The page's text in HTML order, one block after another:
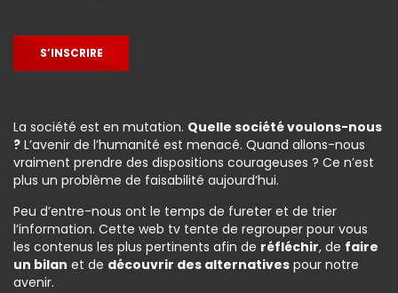
S’INSCRIRE
La société est en mutation. Quelle société voulons-nous
? L’avenir de l’humanité est menacé. Quand allons-nous
vraiment prendre des dispositions courageuses ? Ce n’est
plus un problème de faisabilité aujourd’hui.
Peu d’entre-nous ont le temps de fureter et de trier
l’information. Cette web tv tente de regrouper pour vous
les contenus les plus pertinents afin de réfléchir, de faire
un bilan et de découvrir des alternatives pour notre
avenir.